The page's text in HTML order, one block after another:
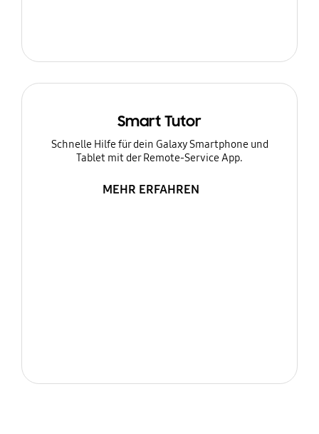
Smart Tutor
Schnelle Hilfe für dein Galaxy Smartphone und
Tablet mit der Remote-Service App.
MEHR ERFAHREN